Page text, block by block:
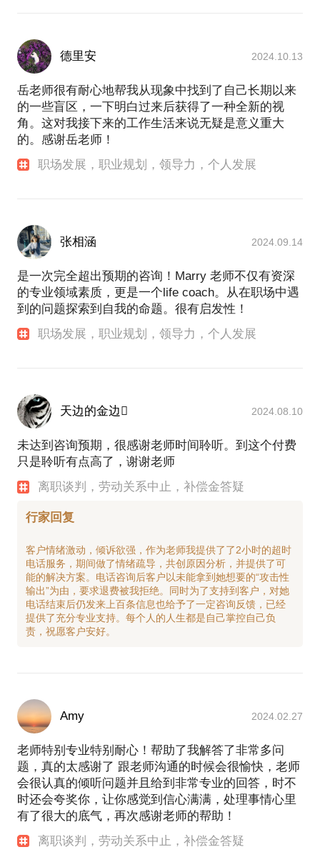
德里安 2024.10.13
岳老师很有耐心地帮我从现象中找到了自己长期以来
的一些盲区，一下明白过来后获得了一种全新的视
角。这对我接下来的工作生活来说无疑是意义重大
的。感谢岳老师！
职场发展，职业规划，领导力，个人发展
张相涵 2024.09.14
是一次完全超出预期的咨询！Marry 老师不仅有资深
的专业领域素质，更是一个life coach。从在职场中遇
到的问题探索到自我的命题。很有启发性！
职场发展，职业规划，领导力，个人发展
天边的金边 2024.08.10
未达到咨询预期，很感谢老师时间聆听。到这个付费
只是聆听有点高了，谢谢老师
离职谈判，劳动关系中止，补偿金答疑
行家回复
客户情绪激动，倾诉欲强，作为老师我提供了了2小时的超时
电话服务，期间做了情绪疏导，共创原因分析，并提供了可
能的解决方案。电话咨询后客户以未能拿到她想要的“攻击性
输出”为由，要求退费被我拒绝。同时为了支持到客户，对她
电话结束后仍发来上百条信息也给予了一定咨询反馈，已经
提供了充分专业支持。每个人的人生都是自己掌控自己负
Amy 2024.02.27
老师特别专业特别耐心！帮助了我解答了非常多问
题，真的太感谢了 跟老师沟通的时候会很愉快，老师
会很认真的倾听问题并且给到非常专业的回答，时不
时还会夸奖你，让你感觉到信心满满，处理事情心里
有了很大的底气，再次感谢老师的帮助！
离职谈判，劳动关系中止，补偿金答疑